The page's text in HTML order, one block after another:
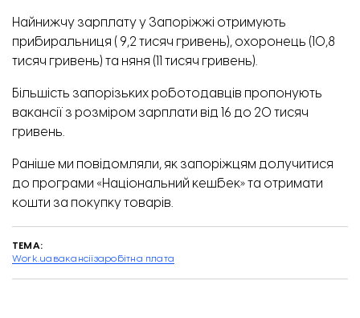
Найнижчу зарплату у Запоріжжі отримують
прибиральниця ( 9,2 тисяч гривень), охоронець (10,8
тисяч гривень) та няня (11 тисяч гривень).
Більшість запорізьких роботодавців пропонують
вакансії з розміром зарплати від 16 до 20 тисяч
гривень.
Раніше ми повідомляли, як запоріжцям долучитися
до програми «Національний кешбек» та отримати
кошти за покупку товарів.
ТЕМА:
Work.ua вакансіїзаробітна плата